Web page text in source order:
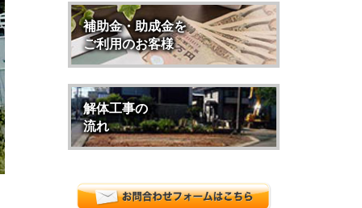
補助金・助成金を
ご利用のお客様
解体工事の
流れ